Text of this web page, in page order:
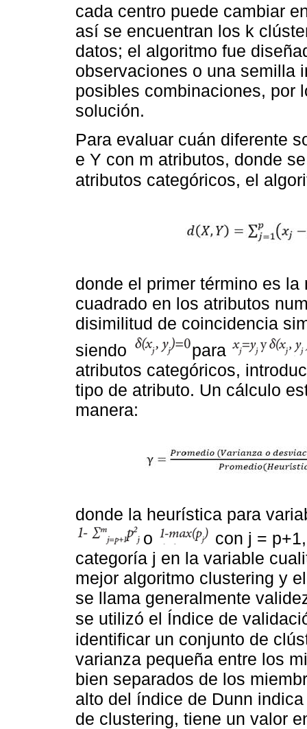
cada centro puede cambiar
así se encuentran los k
datos; el algoritmo fue
observaciones o una semilla
posibles combinaciones, por
solución.
Para evaluar cuán diferente
e Y con m atributos, donde
atributos categóricos, el
donde el primer término es
cuadrado en los atributos
disimilitud de coincidencia
siendo
para
atributos categóricos,
tipo de atributo. Un cálculo
manera:
donde la heurística para
o
con j =
categoría j en la variable
mejor algoritmo clustering y
se llama generalmente
se utilizó el Índice de
identificar un conjunto de
varianza pequeña entre los
bien separados de los
alto del índice de Dunn
de clustering, tiene un valor